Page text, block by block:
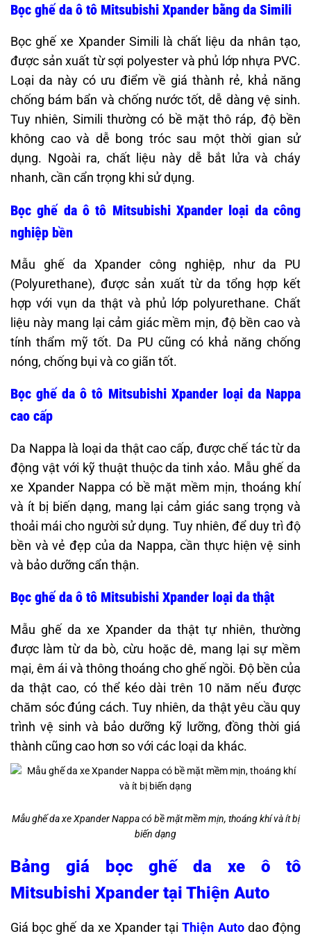
Bọc ghế da ô tô Mitsubishi Xpander bằng da Simili
Bọc ghế xe Xpander Simili là chất liệu da nhân tạo,
được sản xuất từ sợi polyester và phủ lớp nhựa PVC.
Loại da này có ưu điểm về giá thành rẻ, khả năng
chống bám bẩn và chống nước tốt, dễ dàng vệ sinh.
Tuy nhiên, Simili thường có bề mặt thô ráp, độ bền
không cao và dễ bong tróc sau một thời gian sử
dụng. Ngoài ra, chất liệu này dễ bắt lửa và cháy
nhanh, cần cẩn trọng khi sử dụng.
Bọc ghế da ô tô Mitsubishi Xpander loại da công
nghiệp bền
Mẫu ghế da Xpander công nghiệp, như da PU
(Polyurethane), được sản xuất từ da tổng hợp kết
hợp với vụn da thật và phủ lớp polyurethane. Chất
liệu này mang lại cảm giác mềm mịn, độ bền cao và
tính thẩm mỹ tốt. Da PU cũng có khả năng chống
nóng, chống bụi và co giãn tốt.
Bọc ghế da ô tô Mitsubishi Xpander loại da Nappa
cao cấp
Da Nappa là loại da thật cao cấp, được chế tác từ da
động vật với kỹ thuật thuộc da tinh xảo. Mẫu ghế da
xe Xpander Nappa có bề mặt mềm mịn, thoáng khí
và ít bị biến dạng, mang lại cảm giác sang trọng và
thoải mái cho người sử dụng. Tuy nhiên, để duy trì độ
bền và vẻ đẹp của da Nappa, cần thực hiện vệ sinh
và bảo dưỡng cẩn thận.
Bọc ghế da ô tô Mitsubishi Xpander loại da thật
Mẫu ghế da xe Xpander da thật tự nhiên, thường
được làm từ da bò, cừu hoặc dê, mang lại sự mềm
mại, êm ái và thông thoáng cho ghế ngồi. Độ bền của
da thật cao, có thể kéo dài trên 10 năm nếu được
chăm sóc đúng cách. Tuy nhiên, da thật yêu cầu quy
trình vệ sinh và bảo dưỡng kỹ lưỡng, đồng thời giá
thành cũng cao hơn so với các loại da khác.
Mẫu ghế da xe Xpander Nappa có bề mặt mềm mịn, thoáng khí và ít bị
biến dạng
Bảng giá bọc ghế da xe ô tô
Mitsubishi Xpander tại Thiện Auto
Giá bọc ghế da xe Xpander tạiThiện Autodao động